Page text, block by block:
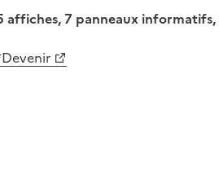
affiches, 7 panneaux